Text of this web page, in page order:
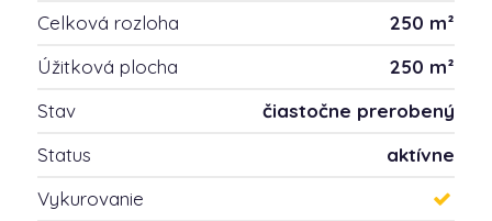
Celková rozloha
250 m²
Úžitková plocha
250 m²
Stav
čiastočne prerobený
Status
aktívne
Vykurovanie